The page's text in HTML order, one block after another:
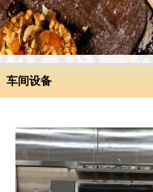
车间设备